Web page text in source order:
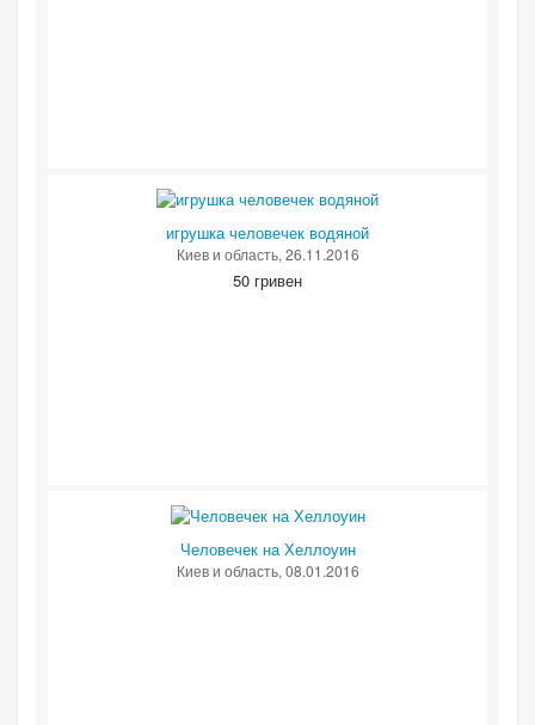
игрушка человечек водяной
Киев и область, 26.11.2016
50 гривен
Человечек на Хеллоуин
Киев и область, 08.01.2016